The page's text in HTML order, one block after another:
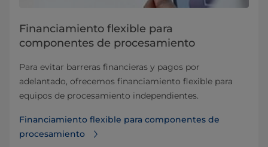
Financiamiento flexible para
componentes de procesamiento
Para evitar barreras financieras y pagos por
adelantado, ofrecemos financiamiento flexible para
equipos de procesamiento independientes.
Financiamiento flexible para componentes de
procesamiento